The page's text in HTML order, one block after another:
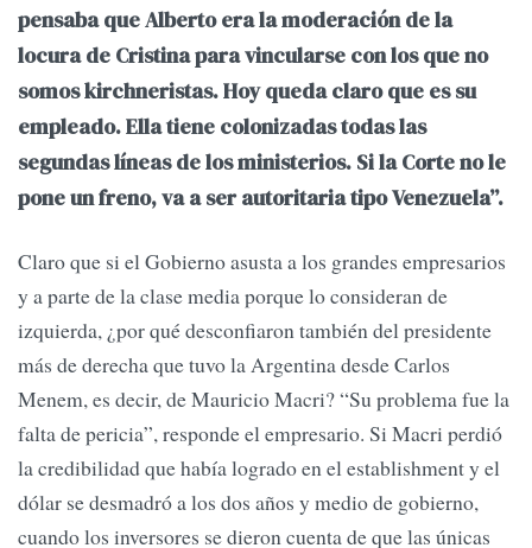
pensaba que Alberto era la moderación de la
locura de Cristina para vincularse con los que no
somos kirchneristas. Hoy queda claro que es su
empleado. Ella tiene colonizadas todas las
segundas líneas de los ministerios. Si la Corte no le
pone un freno, va a ser autoritaria tipo Venezuela”.
Claro que si el Gobierno asusta a los grandes empresarios
y a parte de la clase media porque lo consideran de
izquierda, ¿por qué desconfiaron también del presidente
más de derecha que tuvo la Argentina desde Carlos
Menem, es decir, de Mauricio Macri? “Su problema fue la
falta de pericia”, responde el empresario. Si Macri perdió
la credibilidad que había logrado en el establishment y el
dólar se desmadró a los dos años y medio de gobierno,
cuando los inversores se dieron cuenta de que las únicas